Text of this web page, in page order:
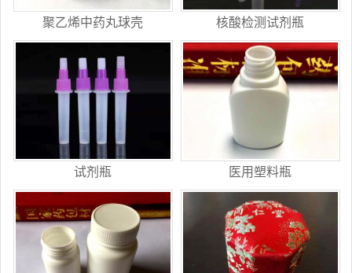
聚乙烯中药丸球壳 核酸检测试剂瓶
试剂瓶 医用塑料瓶